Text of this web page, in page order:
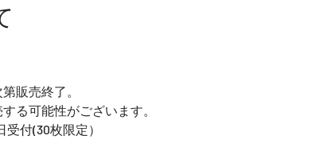
販売終了。
る可能性がございます。
付(30枚限定）